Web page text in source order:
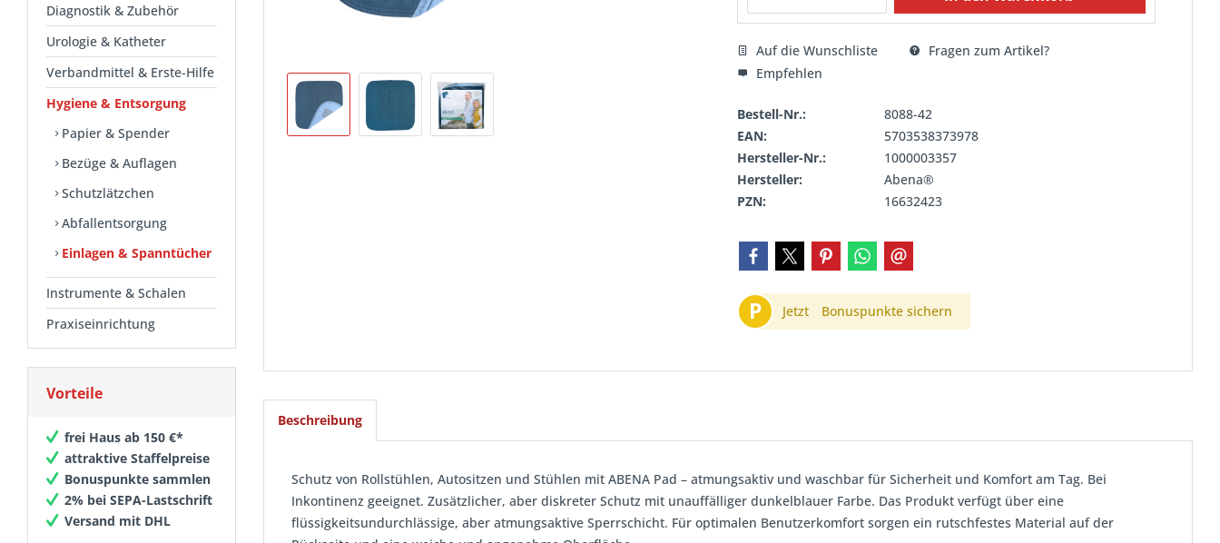
Diagnostik & Zubehör
Urologie & Katheter
Verbandmittel & Erste-Hilfe
Hygiene & Entsorgung
Papier & Spender
Bezüge & Auflagen
Schutzlätzchen
Abfallentsorgung
Einlagen & Spanntücher
Instrumente & Schalen
Praxiseinrichtung
Vorteile
frei Haus ab 150 €*
attraktive Staffelpreise
Bonuspunkte sammlen
2% bei SEPA-Lastschrift
Versand mit DHL
Auf die Wunschliste
Fragen zum Artikel?
Empfehlen
Bestell-Nr.:
8088-42
EAN:
5703538373978
Hersteller-Nr.:
1000003357
Hersteller:
Abena®
PZN:
16632423
P Jetzt Bonuspunkte sichern
Beschreibung
Schutz von Rollstühlen, Autositzen und Stühlen mit ABENA Pad – atmungsaktiv und waschbar für Sicherheit und Komfort am Tag. Bei
Inkontinenz geeignet. Zusätzlicher, aber diskreter Schutz mit unauffälliger dunkelblauer Farbe. Das Produkt verfügt über eine
flüssigkeitsundurchlässige, aber atmungsaktive Sperrschicht. Für optimalen Benutzerkomfort sorgen ein rutschfestes Material auf der